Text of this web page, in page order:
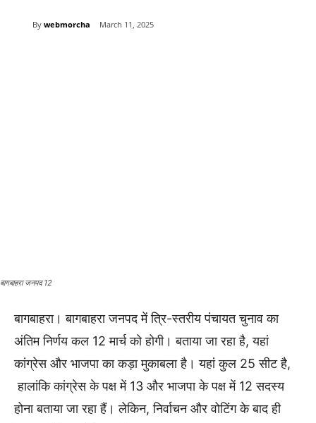
By webmorcha March 11, 2025
बागबाहरा जनपद 12
बागबाहरा। बागबाहरा जनपद में त्रि-स्तरीय पंचायत चुनाव का
अंतिम निर्णय कल 12 मार्च को होगी। बताया जा रहा है, यहां
कांग्रेस और भाजपा का कड़ा मुकाबला है। यहां कुल 25 सीट है,
हालांकि कांग्रेस के पक्ष में 13 और भाजपा के पक्ष में 12 सदस्य
होना बताया जा रहा हैं। लेकिन, निर्वाचन और वोटिंग के बाद ही